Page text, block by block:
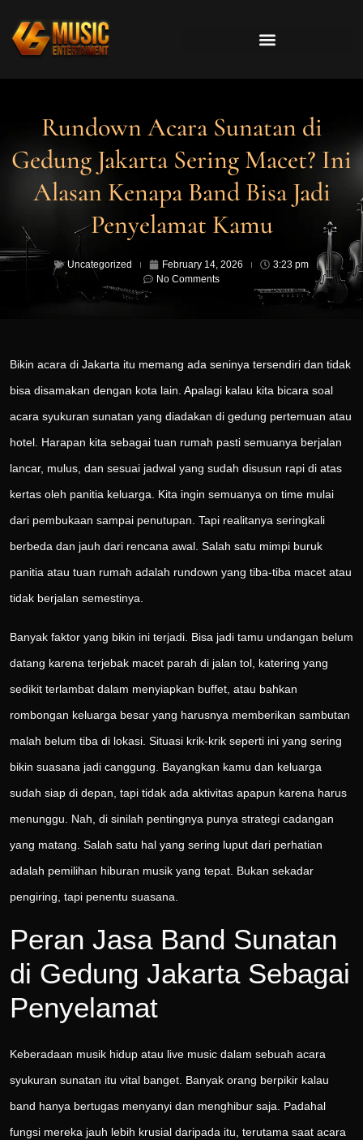
Rundown Acara Sunatan di
Gedung Jakarta Sering Macet? Ini
Alasan Kenapa Band Bisa Jadi
Penyelamat Kamu
Uncategorized February 14, 2026
3:23 pm
No Comments
Bikin acara di Jakarta itu memang ada seninya tersendiri dan tidak
bisa disamakan dengan kota lain. Apalagi kalau kita bicara soal
acara syukuran sunatan yang diadakan di gedung pertemuan atau
hotel. Harapan kita sebagai tuan rumah pasti semuanya berjalan
lancar, mulus, dan sesuai jadwal yang sudah disusun rapi di atas
kertas oleh panitia keluarga. Kita ingin semuanya on time mulai
dari pembukaan sampai penutupan. Tapi realitanya seringkali
berbeda dan jauh dari rencana awal. Salah satu mimpi buruk
panitia atau tuan rumah adalah rundown yang tiba-tiba macet atau
tidak berjalan semestinya.
Banyak faktor yang bikin ini terjadi. Bisa jadi tamu undangan belum
datang karena terjebak macet parah di jalan tol, katering yang
sedikit terlambat dalam menyiapkan buffet, atau bahkan
rombongan keluarga besar yang harusnya memberikan sambutan
malah belum tiba di lokasi. Situasi krik-krik seperti ini yang sering
bikin suasana jadi canggung. Bayangkan kamu dan keluarga
sudah siap di depan, tapi tidak ada aktivitas apapun karena harus
menunggu. Nah, di sinilah pentingnya punya strategi cadangan
yang matang. Salah satu hal yang sering luput dari perhatian
adalah pemilihan hiburan musik yang tepat. Bukan sekadar
pengiring, tapi penentu suasana.
Peran Jasa Band Sunatan
di Gedung Jakarta Sebagai
Penyelamat
Keberadaan musik hidup atau live music dalam sebuah acara
syukuran sunatan itu vital banget. Banyak orang berpikir kalau
band hanya bertugas menyanyi dan menghibur saja. Padahal
fungsi mereka jauh lebih krusial daripada itu, terutama saat acara